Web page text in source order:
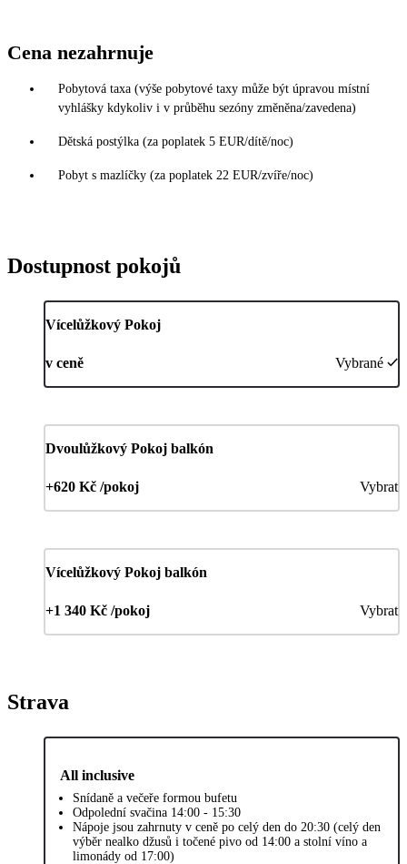
Cena nezahrnuje
Pobytová taxa (výše pobytové taxy může být úpravou místní
vyhlášky kdykoliv i v průběhu sezóny změněna/zavedena)
Dětská postýlka (za poplatek 5 EUR/dítě/noc)
Pobyt s mazlíčky (za poplatek 22 EUR/zvíře/noc)
Dostupnost pokojů
Vícelůžkový Pokoj
v ceně Vybrané
Dvoulůžkový Pokoj balkón
+620 Kč /pokoj Vybrat
Vícelůžkový Pokoj balkón
+1 340 Kč /pokoj Vybrat
Strava
All inclusive
Snídaně a večeře formou bufetu
Odpolední svačina 14:00 - 15:30
Nápoje jsou zahrnuty v ceně po celý den do 20:30 (celý den
výběr nealko džusů i točené pivo od 14:00 a stolní víno a
limonády od 17:00)